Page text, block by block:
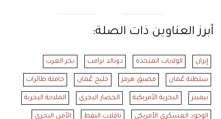
أبرز العناوين ذات الصلة:
إيران الولايات المتحدة دونالد ترامب بحر العرب
سلطنة عُمان مضيق هرمز خليج عُمان حاملة طائرات
نيميتز البحرية الأمريكية الحصار البحري الملاحة البحرية
الوجود العسكري الأمريكي ناقلات النفط الأمن البحري